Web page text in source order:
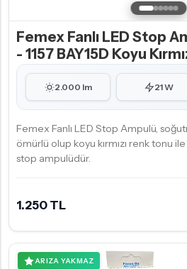
Femex Fanlı LED Stop
- 1157 BAY15D Koyu
2.000 lm 21 W
Femex Fanlı LED Stop Ampulü,
ömürlü olup koyu kırmızı renk tonu ile
stop ampulüdür.
1.250 TL
ARIZA YAKMAZ